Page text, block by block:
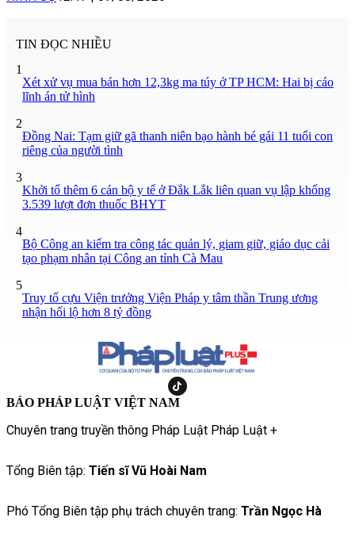
TIN ĐỌC NHIỀU
1
Xét xử vụ mua bán hơn 12,3kg ma túy ở TP HCM: Hai bị cáo
lĩnh án tử hình
2
Đồng Nai: Tạm giữ gã thanh niên bạo hành bé gái 11 tuổi con
riêng của người tình
3
Khởi tố thêm 6 cán bộ y tế ở Đắk Lắk liên quan vụ lập khống
3.539 lượt đơn thuốc BHYT
4
Bộ Công an kiểm tra công tác quản lý, giam giữ, giáo dục cải
tạo phạm nhân tại Công an tỉnh Cà Mau
5
Truy tố cựu Viện trưởng Viện Pháp y tâm thần Trung ương
nhận hối lộ hơn 8 tỷ đồng
BÁO PHÁP LUẬT VIỆT NAM
Chuyên trang truyền thông Pháp Luật Pháp Luật +
Tổng Biên tập: Tiến sĩ Vũ Hoài Nam
Phó Tổng Biên tập phụ trách chuyên trang: Trần Ngọc Hà